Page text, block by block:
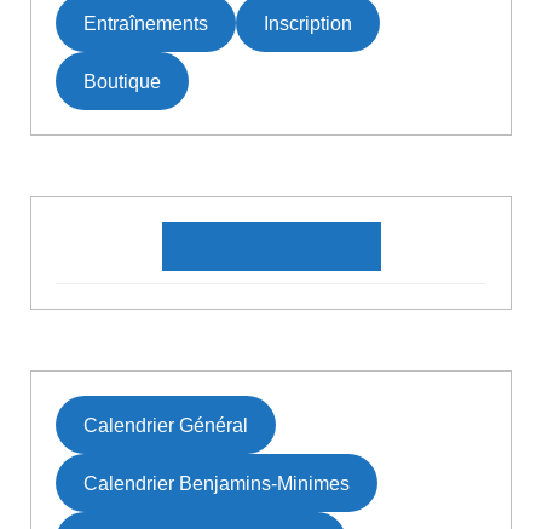
Entraînements Inscription
Boutique
Calendrier Général
Calendrier Benjamins-Minimes